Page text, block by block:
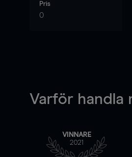
Pris
0
Varför handla
VINNARE
2021